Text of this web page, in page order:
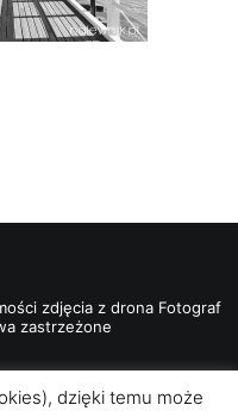
zdjęcia z drona Fotograf
zastrzeżone
dzięki temu może